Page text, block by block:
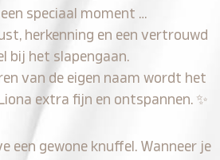
speciaal moment …
herkenning en een vertrouwd
bij het slapengaan.
van de eigen naam wordt het
extra fijn en ontspannen. ✨
een gewone knuffel. Wanneer je